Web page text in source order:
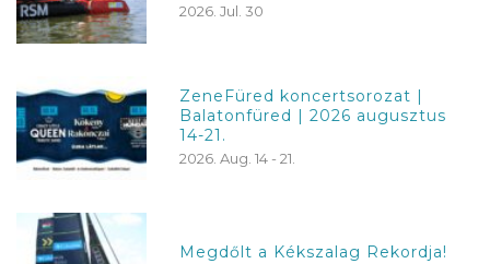
2026. Jul. 30
ZeneFüred koncertsorozat |
Balatonfüred | 2026 augusztus
14-21.
2026. Aug. 14 - 21.
Megdőlt a Kékszalag Rekordja!